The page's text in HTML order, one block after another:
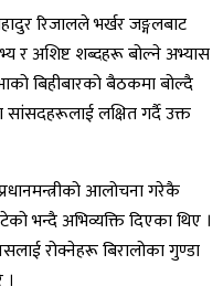
रिजालले भर्खर जङ्गलबाट
र अशिष्ट शब्दहरू बोल्ने अभ्यास
बिहीबारको बैठकमा बोल्दै
लक्षित गर्दै उक्त
आलोचना गरेकै
भन्दै अभिव्यक्ति दिएका थिए ।
रोक्नेहरू बिरालोका गुण्डा